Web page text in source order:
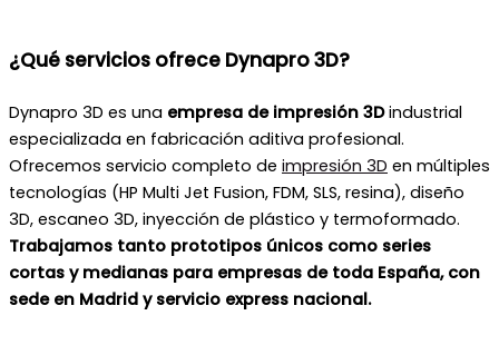
¿Qué servicios ofrece Dynapro 3D?
Dynapro 3D es una empresa de impresión 3Dindustrial
especializada en fabricación aditiva profesional.
Ofrecemos servicio completo de impresión 3D en múltiples
tecnologías (HP Multi Jet Fusion, FDM, SLS, resina), diseño
3D, escaneo 3D, inyección de plástico y termoformado.
Trabajamos tanto prototipos únicos como series
cortas y medianas para empresas de toda España, con
sede en Madrid y servicio express nacional.